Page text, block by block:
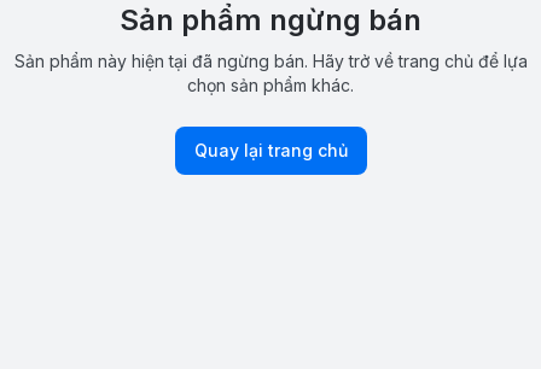
Sản phẩm ngừng bán
Sản phẩm này hiện tại đã ngừng bán. Hãy trở về trang chủ để lựa
chọn sản phẩm khác.
Quay lại trang chủ